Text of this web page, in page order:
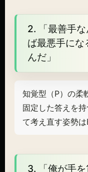
2. 「最善手
ば最悪手にな
んだ」
知覚型（P）の柔
固定した答えを
て考え直す姿勢は
3. 「俺が手を